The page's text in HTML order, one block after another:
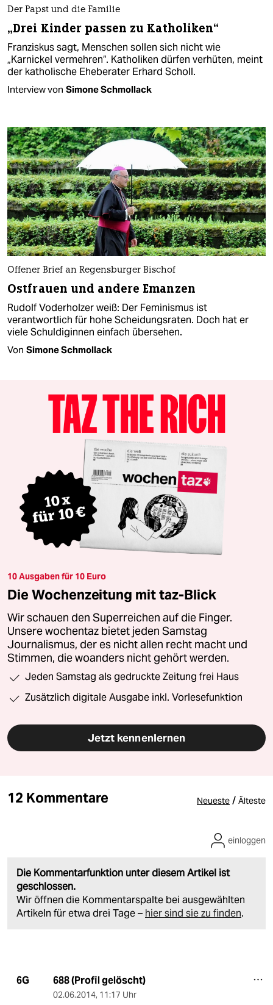
Der Papst und die Familie
„Drei Kinder passen zu Katholiken“
Franziskus sagt, Menschen sollen sich nicht wie
„Karnickel vermehren“. Katholiken dürfen verhüten, meint
der katholische Eheberater Erhard Scholl.
Interview von Simone Schmollack
Offener Brief an Regensburger Bischof
Ostfrauen und andere Emanzen
Rudolf Voderholzer weiß: Der Feminismus ist
verantwortlich für hohe Scheidungsraten. Doch hat er
viele Schuldiginnen einfach übersehen.
Von Simone Schmollack
10 Ausgaben für 10 Euro
Die Wochenzeitung mit taz-Blick
Wir schauen den Superreichen auf die Finger.
Unsere wochentaz bietet jeden Samstag
Journalismus, der es nicht allen recht macht und
Stimmen, die woanders nicht gehört werden.
Jeden Samstag als gedruckte Zeitung frei Haus
Zusätzlich digitale Ausgabe inkl. Vorlesefunktion
Jetzt kennenlernen
12 Kommentare Neueste / Älteste
Die Kommentarfunktion unter diesem Artikel ist
geschlossen.
Wir öffnen die Kommentarspalte bei ausgewählten
Artikeln für etwa drei Tage – hier sind sie zu finden.
einloggen
6G 688 (Profil gelöscht)
02.06.2014, 11:17 Uhr